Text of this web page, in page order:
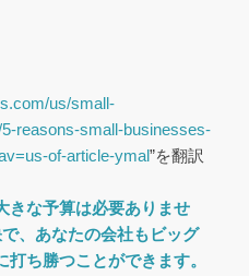
us/small-
reasons-small-businesses-
of-article-ymal”を翻訳
きな予算は必要ありませ
、あなたの会社もビッグ
ち勝つことができます。